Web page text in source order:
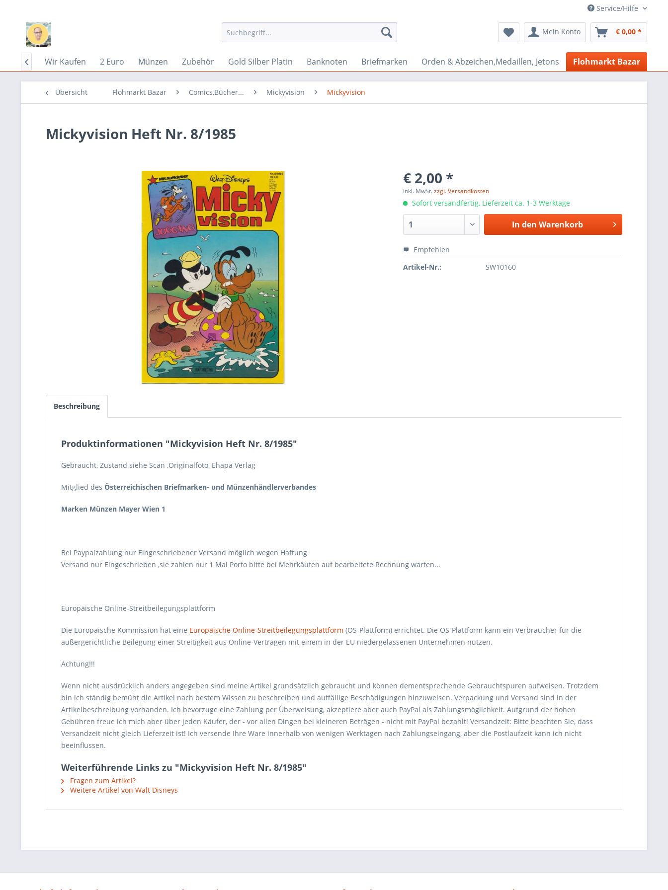
Service/Hilfe
Mein Konto € 0,00 *
Home Wir Kaufen 2 Euro Münzen Zubehör Gold Silber Platin Banknoten Briefmarken Orden & Abzeichen,Medaillen, Jetons Flohmarkt Bazar

Übersicht Flohmarkt Bazar Comics,Bücher... Mickyvision Mickyvision
Mickyvision Heft Nr. 8/1985
€ 2,00 *
inkl. MwSt.zzgl. Versandkosten
Sofort versandfertig, Lieferzeit ca. 1-3 Werktage
In den Warenkorb
Empfehlen
Artikel-Nr.:
SW10160
Beschreibung
Produktinformationen "Mickyvision Heft Nr. 8/1985"
Gebraucht, Zustand siehe Scan ,Originalfoto, Ehapa Verlag
Mitglied des Österreichischen Briefmarken- und Münzenhändlerverbandes
Marken Münzen Mayer Wien 1
Bei Paypalzahlung nur Eingeschriebener Versand möglich wegen Haftung
Versand nur Eingeschrieben ,sie zahlen nur 1 Mal Porto bitte bei Mehrkäufen auf bearbeitete Rechnung warten...
Europäische Online-Streitbeilegungsplattform
Die Europäische Kommission hat eine Europäische Online-Streitbeilegungsplattform (OS-Plattform) errichtet. Die OS-Plattform kann ein Verbraucher für die
außergerichtliche Beilegung einer Streitigkeit aus Online-Verträgen mit einem in der EU niedergelassenen Unternehmen nutzen.
Achtung!!!
Wenn nicht ausdrücklich anders angegeben sind meine Artikel grundsätzlich gebraucht und können dementsprechende Gebrauchtspuren aufweisen. Trotzdem
bin ich ständig bemüht die Artikel nach bestem Wissen zu beschreiben und auffällige Beschädigungen hinzuweisen. Verpackung und Versand sind in der
Artikelbeschreibung vorhanden. Ich bevorzuge eine Zahlung per Überweisung, akzeptiere aber auch PayPal als Zahlungsmöglichkeit. Aufgrund der hohen
Gebühren freue ich mich aber über jeden Käufer, der - vor allen Dingen bei kleineren Beträgen - nicht mit PayPal bezahlt! Versandzeit: Bitte beachten Sie, dass
Versandzeit nicht gleich Lieferzeit ist! Ich versende Ihre Ware innerhalb von wenigen Werktagen nach Zahlungseingang, aber die Postlaufzeit kann ich nicht
beeinflussen.
Weiterführende Links zu "Mickyvision Heft Nr. 8/1985"
Fragen zum Artikel?
Weitere Artikel von Walt Disneys